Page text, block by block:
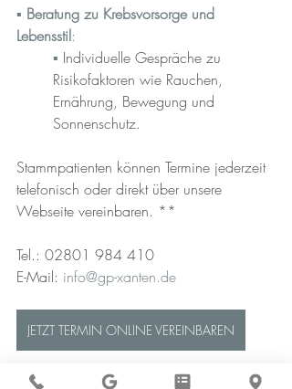
▪︎ Beratung zu Krebsvorsorge und
Lebensstil:
▪︎ Individuelle Gespräche zu
Risikofaktoren wie Rauchen,
Ernährung, Bewegung und
Sonnenschutz.
Stammpatienten können Termine jederzeit
telefonisch oder direkt über unsere
Webseite vereinbaren. **
Tel.: 02801 984 410
E-Mail: info@gp-xanten.de
JETZT TERMIN ONLINE VEREINBAREN